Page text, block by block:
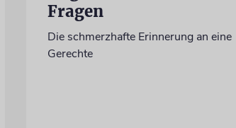
Fragen
Die schmerzhafte Erinnerung an eine
Gerechte